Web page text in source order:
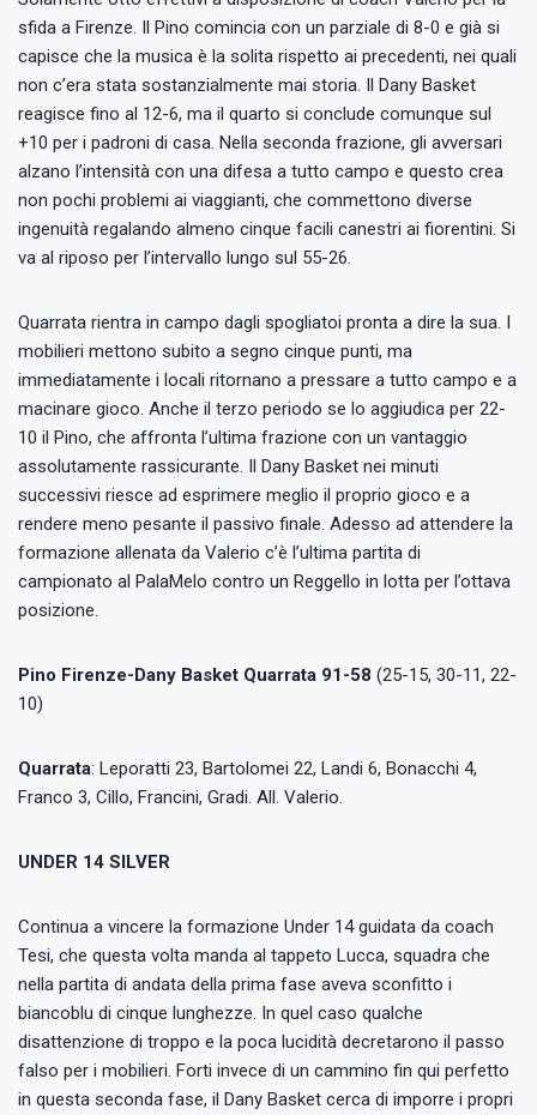
sfida a Firenze. Il Pino comincia con un parziale di 8-0 e già si
capisce che la musica è la solita rispetto ai precedenti, nei quali
non c’era stata sostanzialmente mai storia. Il Dany Basket
reagisce fino al 12-6, ma il quarto si conclude comunque sul
+10 per i padroni di casa. Nella seconda frazione, gli avversari
alzano l’intensità con una difesa a tutto campo e questo crea
non pochi problemi ai viaggianti, che commettono diverse
ingenuità regalando almeno cinque facili canestri ai fiorentini. Si
va al riposo per l’intervallo lungo sul 55-26.
Quarrata rientra in campo dagli spogliatoi pronta a dire la sua. I
mobilieri mettono subito a segno cinque punti, ma
immediatamente i locali ritornano a pressare a tutto campo e a
macinare gioco. Anche il terzo periodo se lo aggiudica per 22-
10 il Pino, che affronta l’ultima frazione con un vantaggio
assolutamente rassicurante. Il Dany Basket nei minuti
successivi riesce ad esprimere meglio il proprio gioco e a
rendere meno pesante il passivo finale. Adesso ad attendere la
formazione allenata da Valerio c’è l’ultima partita di
campionato al PalaMelo contro un Reggello in lotta per l’ottava
posizione.
Pino Firenze-Dany Basket Quarrata 91-58 (25-15, 30-11, 22-
10)
Quarrata: Leporatti 23, Bartolomei 22, Landi 6, Bonacchi 4,
Franco 3, Cillo, Francini, Gradi. All. Valerio.
UNDER 14 SILVER
Continua a vincere la formazione Under 14 guidata da coach
Tesi, che questa volta manda al tappeto Lucca, squadra che
nella partita di andata della prima fase aveva sconfitto i
biancoblu di cinque lunghezze. In quel caso qualche
disattenzione di troppo e la poca lucidità decretarono il passo
falso per i mobilieri. Forti invece di un cammino fin qui perfetto
in questa seconda fase, il Dany Basket cerca di imporre i propri